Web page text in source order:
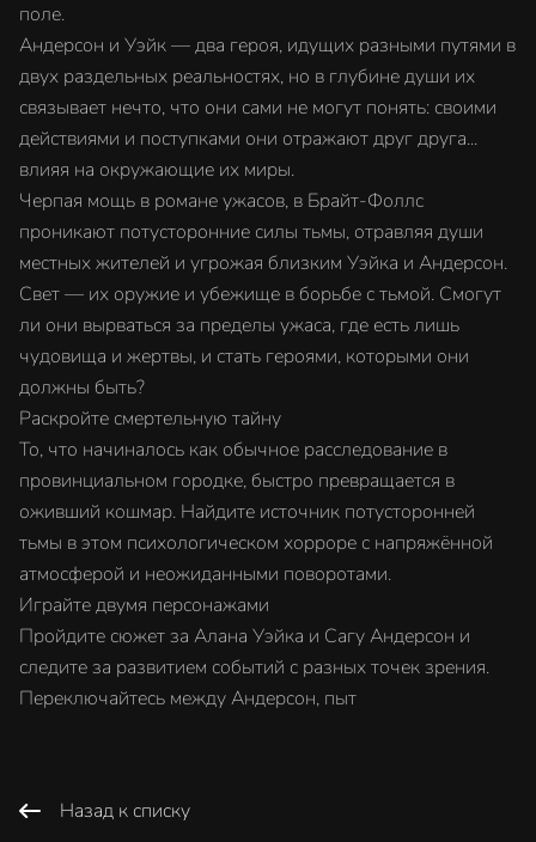
поле.
Андерсон и Уэйк — два героя, идущих разными путями в
двух раздельных реальностях, но в глубине души их
связывает нечто, что они сами не могут понять: своими
действиями и поступками они отражают друг друга...
влияя на окружающие их миры.
Черпая мощь в романе ужасов, в Брайт-Фоллс
проникают потусторонние силы тьмы, отравляя души
местных жителей и угрожая близким Уэйка и Андерсон.
Свет — их оружие и убежище в борьбе с тьмой. Смогут
ли они вырваться за пределы ужаса, где есть лишь
чудовища и жертвы, и стать героями, которыми они
должны быть?
Раскройте смертельную тайну
То, что начиналось как обычное расследование в
провинциальном городке, быстро превращается в
оживший кошмар. Найдите источник потусторонней
тьмы в этом психологическом хорроре с напряжённой
атмосферой и неожиданными поворотами.
Играйте двумя персонажами
Пройдите сюжет за Алана Уэйка и Сагу Андерсон и
следите за развитием событий с разных точек зрения.
Переключайтесь между Андерсон, пыт
Назад к списку